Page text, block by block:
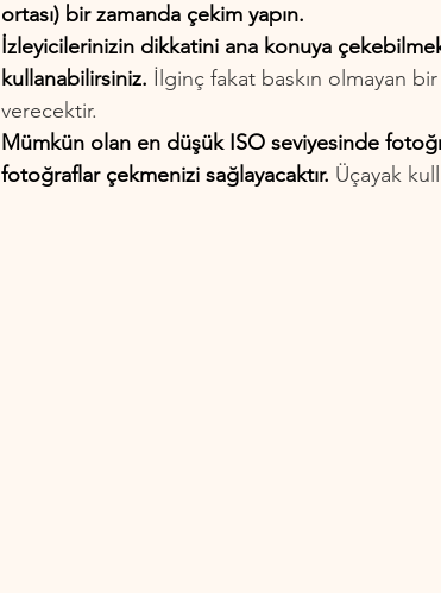
ortası) bir zamanda çekim yapın.
İzleyicilerinizin dikkatini ana konuya
kullanabilirsiniz. İlginç fakat baskın olmayan
verecektir.
Mümkün olan en düşük ISO seviyesinde
fotoğraflar çekmenizi sağlayacaktır. Üçayak